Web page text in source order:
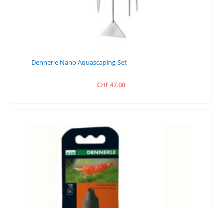
Dennerle Nano Aquascaping-Set
CHF47.00